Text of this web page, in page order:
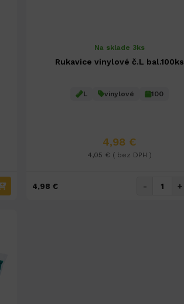
Na sklade 3ks
Rukavice vinylové č.L bal.100ks
L vinylové 100
4,98 €
4,05 € ( bez DPH )
4,98 € - +